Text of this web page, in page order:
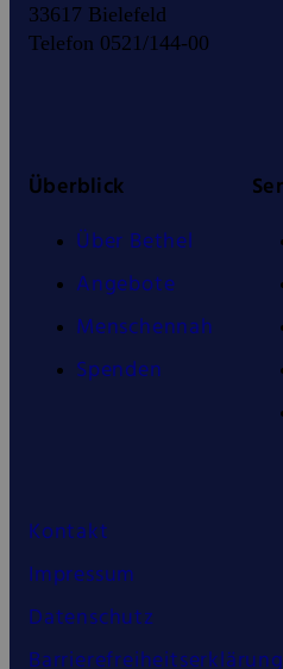
33617 Bielefeld
Telefon 0521/144-00
Überblick
Über Bethel
Angebote
Menschennah
Spenden
Kontakt
Impressum
Datenschutz
Barrierefreiheitserklärung